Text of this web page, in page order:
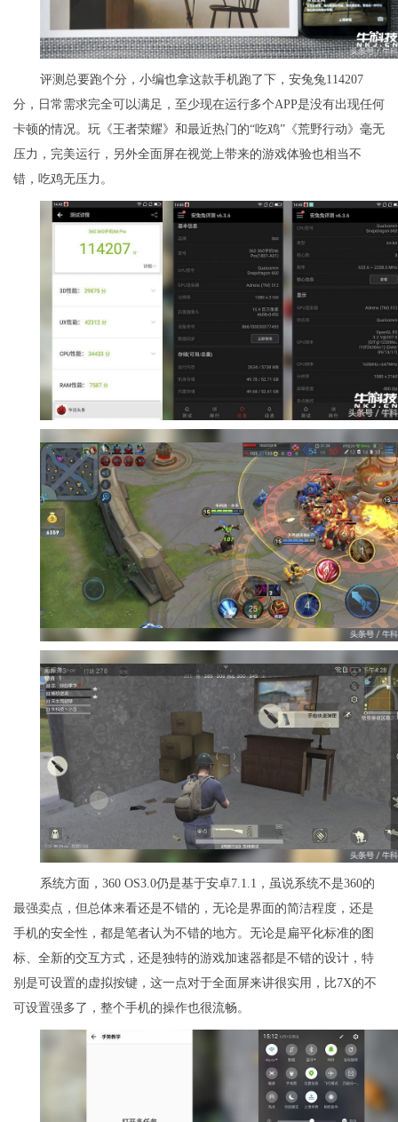
评测总要跑个分，小编也拿这款手机跑了下，安兔兔114207
分，日常需求完全可以满足，至少现在运行多个APP是没有出现任何
卡顿的情况。玩《王者荣耀》和最近热门的“吃鸡”《荒野行动》毫无
压力，完美运行，另外全面屏在视觉上带来的游戏体验也相当不
错，吃鸡无压力。
系统方面，360 OS3.0仍是基于安卓7.1.1，虽说系统不是360的
最强卖点，但总体来看还是不错的，无论是界面的简洁程度，还是
手机的安全性，都是笔者认为不错的地方。无论是扁平化标准的图
标、全新的交互方式，还是独特的游戏加速器都是不错的设计，特
别是可设置的虚拟按键，这一点对于全面屏来讲很实用，比7X的不
可设置强多了，整个手机的操作也很流畅。